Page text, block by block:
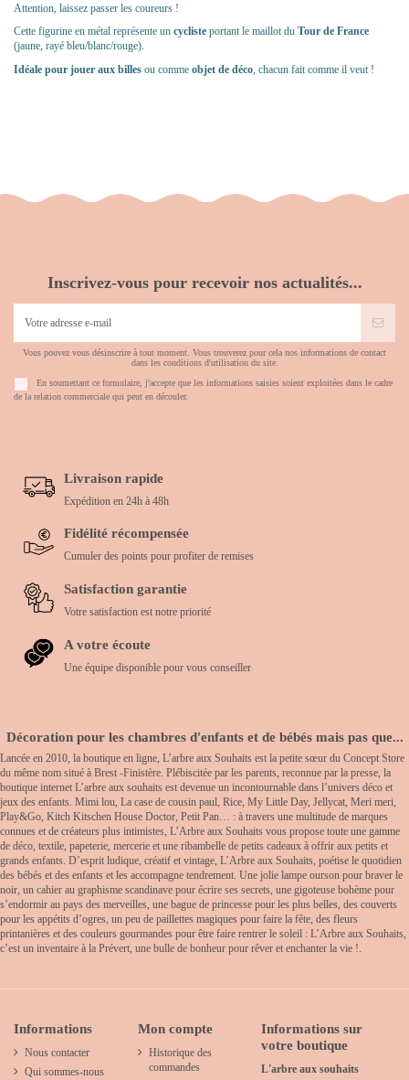
Attention, laissez passer les coureurs !
Cette figurine en métal représente un cycliste portant le maillot du Tour de France
(jaune, rayé bleu/blanc/rouge).
Idéale pour jouer aux billes ou comme objet de déco , chacun fait comme il veut !
Inscrivez-vous pour recevoir nos actualités...
Vous pouvez vous désinscrire à tout moment. Vous trouverez pour cela nos informations de contact
dans les conditions d'utilisation du site.
En soumettant ce formulaire, j'accepte que les informations saisies soient exploitées dans le cadre
de la relation commerciale qui peut en découler.
Livraison rapide
Expédition en 24h à 48h
Fidélité récompensée
Cumuler des points pour profiter de remises
Satisfaction garantie
Votre satisfaction est notre priorité
A votre écoute
Une équipe disponible pour vous conseiller
Décoration pour les chambres d'enfants et de bébés mais pas que...
Lancée en 2010, la boutique en ligne, L’arbre aux Souhaits est la petite sœur du Concept Store
du même nom situé à Brest -Finistère. Plébiscitée par les parents, reconnue par la presse, la
boutique internet L’arbre aux souhaits est devenue un incontournable dans l’univers déco et
jeux des enfants. Mimi lou, La case de cousin paul, Rice, My Little Day, Jellycat, Meri meri,
Play&Go, Kitch Kitschen House Doctor, Petit Pan… : à travers une multitude de marques
connues et de créateurs plus intimistes, L’Arbre aux Souhaits vous propose toute une gamme
de déco, textile, papeterie, mercerie et une ribambelle de petits cadeaux à offrir aux petits et
grands enfants. D’esprit ludique, créatif et vintage, L’Arbre aux Souhaits, poétise le quotidien
des bébés et des enfants et les accompagne tendrement. Une jolie lampe ourson pour braver le
noir, un cahier au graphisme scandinave pour écrire ses secrets, une gigoteuse bohème pour
s’endormir au pays des merveilles, une bague de princesse pour les plus belles, des couverts
pour les appétits d’ogres, un peu de paillettes magiques pour faire la fête, des fleurs
printanières et des couleurs gourmandes pour être faire rentrer le soleil : L’Arbre aux Souhaits,
c’est un inventaire à la Prévert, une bulle de bonheur pour rêver et enchanter la vie !.
Informations
Nous contacter
Qui sommes-nous
Mon compte
Historique des
commandes
Informations sur
votre boutique
L'arbre aux souhaits